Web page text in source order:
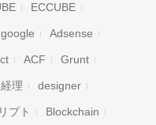
ECCUBE
google Adsense
ACF Grunt
経理 designer
プト Blockchain